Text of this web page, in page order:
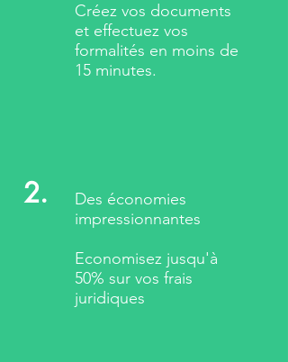
Créez vos documents
et effectuez vos
formalités en moins de
15 minutes.
2.
Des économies
impressionnantes
Economisez jusqu'à
50% sur vos frais
juridiques